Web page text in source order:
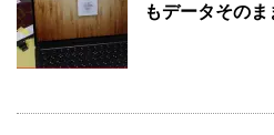
もデータその